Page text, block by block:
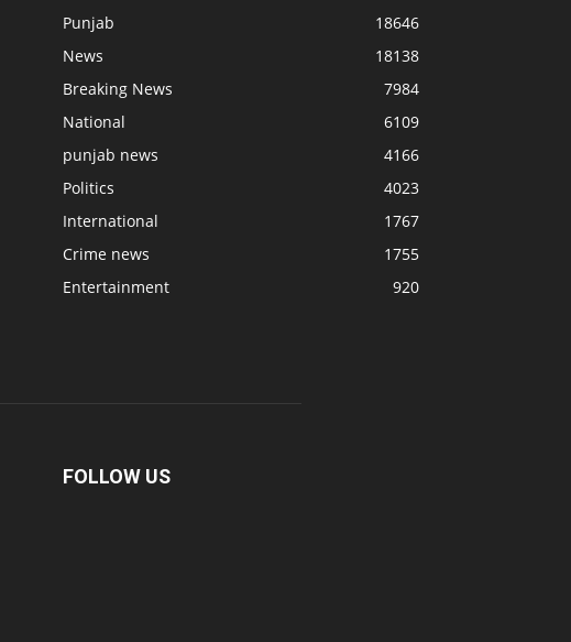
Punjab
18646
News
18138
Breaking News
7984
National
6109
punjab news
4166
Politics
4023
International
1767
Crime news
1755
Entertainment
920
FOLLOW US